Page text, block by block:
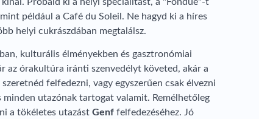
például a Café du Soleil. Ne hagyd ki a híres
helyi cukrászdában megtalálsz.
kulturális élményekben és gasztronómiai
az órakultúra iránti szenvedélyt követed, akár a
felfedezni, vagy egyszerűen csak élvezni
minden utazónak tartogat valamit. Remélhetőleg
a tökéletes utazást Genf felfedezéséhez. Jó